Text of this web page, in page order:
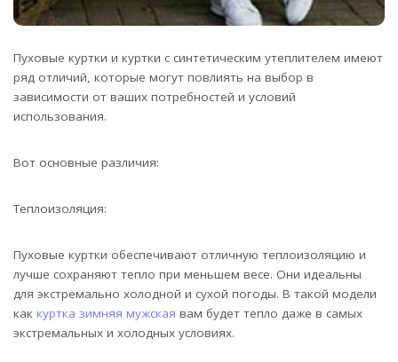
Пуховые куртки и куртки с синтетическим утеплителем имеют
ряд отличий, которые могут повлиять на выбор в
зависимости от ваших потребностей и условий
использования.
Вот основные различия:
Теплоизоляция:
Пуховые куртки обеспечивают отличную теплоизоляцию и
лучше сохраняют тепло при меньшем весе. Они идеальны
для экстремально холодной и сухой погоды. В такой модели
как куртка зимняя мужская вам будет тепло даже в самых
экстремальных и холодных условиях.